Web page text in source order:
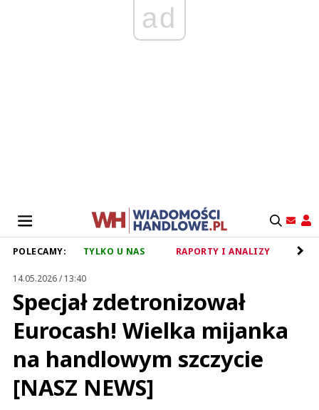
ad
POLECAMY: TYLKO U NAS RAPORTY I ANALIZY
14.05.2026 / 13:40
Specjał zdetronizował
Eurocash! Wielka mijanka
na handlowym szczycie
[NASZ NEWS]